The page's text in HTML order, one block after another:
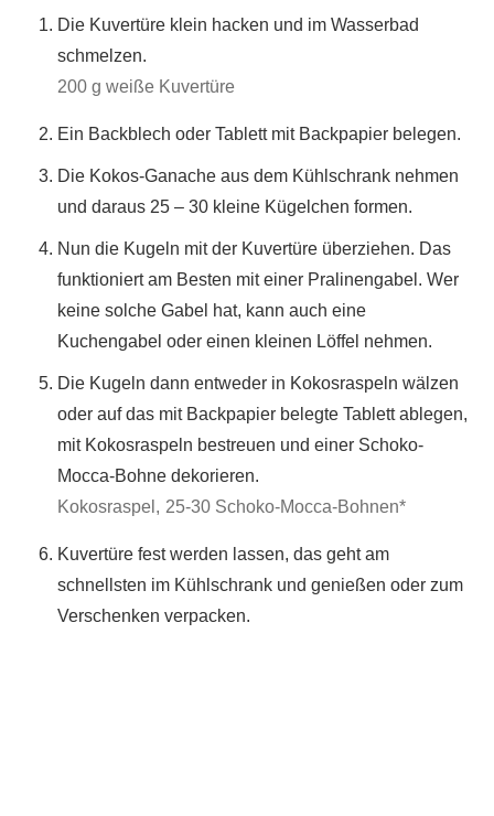
Die Kuvertüre klein hacken und im Wasserbad
schmelzen.
200 g weiße Kuvertüre
Ein Backblech oder Tablett mit Backpapier belegen.
Die Kokos-Ganache aus dem Kühlschrank nehmen
und daraus 25 – 30 kleine Kügelchen formen.
Nun die Kugeln mit der Kuvertüre überziehen. Das
funktioniert am Besten mit einer Pralinengabel. Wer
keine solche Gabel hat, kann auch eine
Kuchengabel oder einen kleinen Löffel nehmen.
Die Kugeln dann entweder in Kokosraspeln wälzen
oder auf das mit Backpapier belegte Tablett ablegen,
mit Kokosraspeln bestreuen und einer Schoko-
Mocca-Bohne dekorieren.
Kokosraspel, 25-30 Schoko-Mocca-Bohnen*
Kuvertüre fest werden lassen, das geht am
schnellsten im Kühlschrank und genießen oder zum
Verschenken verpacken.